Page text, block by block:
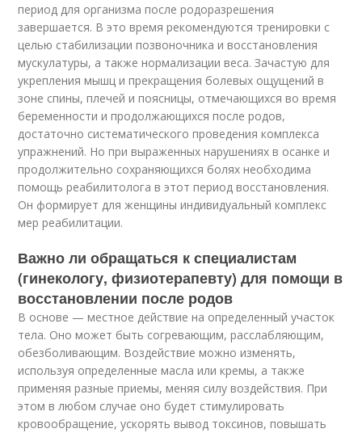
период для организма после родоразрешения
завершается. В это время рекомендуются тренировки с
целью стабилизации позвоночника и восстановления
мускулатуры, а также нормализации веса. Зачастую для
укрепления мышц и прекращения болевых ощущений в
зоне спины, плечей и поясницы, отмечающихся во время
беременности и продолжающихся после родов,
достаточно систематического проведения комплекса
упражнений. Но при выраженных нарушениях в осанке и
продолжительно сохраняющихся болях необходима
помощь реабилитолога в этот период восстановления.
Он формирует для женщины индивидуальный комплекс
мер реабилитации.
Важно ли обращаться к специалистам
(гинекологу, физиотерапевту) для помощи в
восстановлении после родов
В основе — местное действие на определенный участок
тела. Оно может быть согревающим, расслабляющим,
обезболивающим. Воздействие можно изменять,
используя определенные масла или кремы, а также
применяя разные приемы, меняя силу воздействия. При
этом в любом случае оно будет стимулировать
кровообращение, ускорять вывод токсинов, повышать